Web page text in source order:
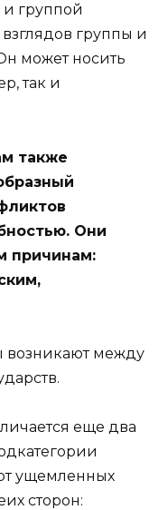
группой
группы и
может носить
так и
также
Они
причинам:
между
еще два
ущемленных
сторон: